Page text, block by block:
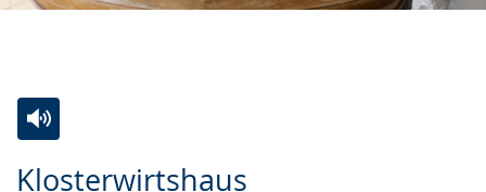
Klosterwirtshaus
Leichten
Audio-
Video